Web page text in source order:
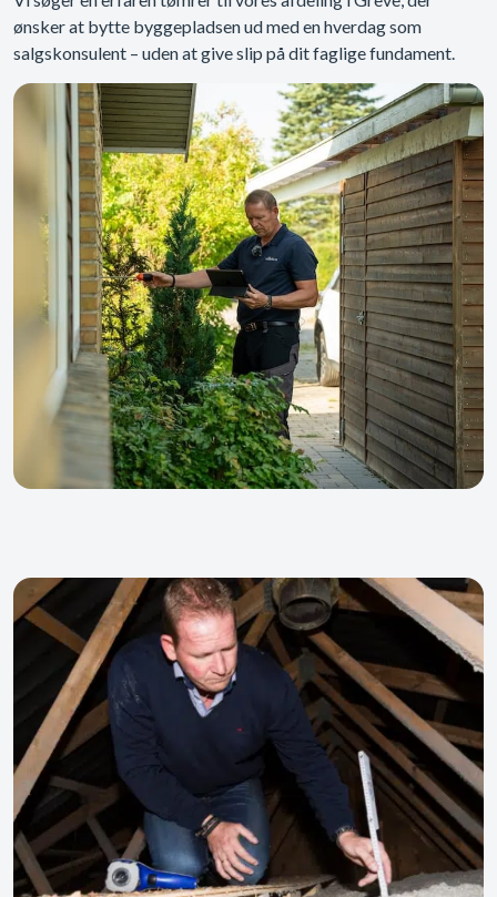
ønsker at bytte byggepladsen ud med en hverdag som
salgskonsulent – uden at give slip på dit faglige fundament.